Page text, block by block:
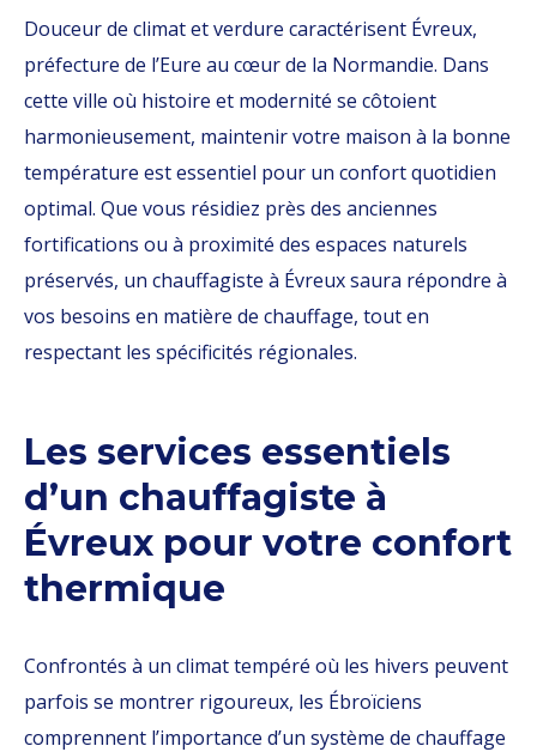
Douceur de climat et verdure caractérisent Évreux,
préfecture de l’Eure au cœur de la Normandie. Dans
cette ville où histoire et modernité se côtoient
harmonieusement, maintenir votre maison à la bonne
température est essentiel pour un confort quotidien
optimal. Que vous résidiez près des anciennes
fortifications ou à proximité des espaces naturels
préservés, un chauffagiste à Évreux saura répondre à
vos besoins en matière de chauffage, tout en
respectant les spécificités régionales.
Les services essentiels
d’un chauffagiste à
Évreux pour votre confort
thermique
Confrontés à un climat tempéré où les hivers peuvent
parfois se montrer rigoureux, les Ébroïciens
comprennent l’importance d’un système de chauffage